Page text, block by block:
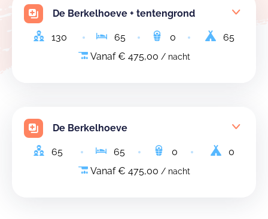
De Berkelhoeve + tentengrond
130 65 0
65
Vanaf € 475,00 / nacht
De Berkelhoeve
65 65 0
0
Vanaf € 475,00 / nacht